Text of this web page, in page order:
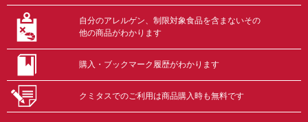
自分のアレルゲン、制限対象食品を含まないその
他の商品がわかります
購入・ブックマーク履歴がわかります
クミタスでのご利用は商品購入時も無料です